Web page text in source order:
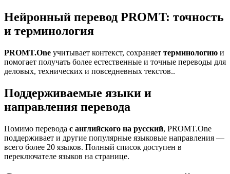
Нейронный перевод PROMT: точность
и терминология
PROMT.One учитывает контекст, сохраняет терминологию и
помогает получать более естественные и точные переводы для
деловых, технических и повседневных текстов..
Поддерживаемые языки и
направления перевода
Помимо перевода с английского на русский, PROMT.One
поддерживает и другие популярные языковые направления —
всего более 20 языков. Полный список доступен в
переключателе языков на странице.